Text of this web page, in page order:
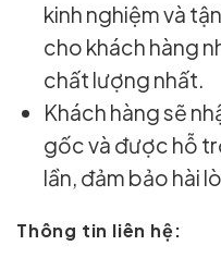
kinh nghiệm và
cho khách hàng
chất lượng nhất.
Khách hàng sẽ
gốc và được hỗ
lần, đảm bảo hài
Thông tin liên hệ: